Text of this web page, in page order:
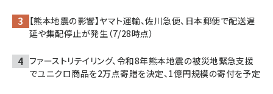
【熊本地震の影響】ヤマト運輸、佐川急便、日本郵便で配送遅
延や集配停止が発生（7/28時点）
ファーストリテイリング、令和8年熊本地震の被災地緊急支援
でユニクロ商品を2万点寄贈を決定、1億円規模の寄付を予定